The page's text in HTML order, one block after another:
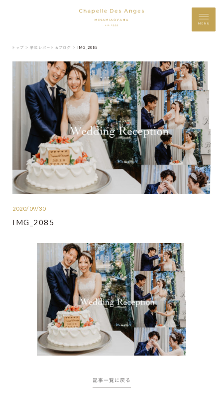
MENU
トップ ＞ 挙式レポート＆ブログ ＞ IMG_2085
2020/09/30
IMG_2085
記事一覧に戻る